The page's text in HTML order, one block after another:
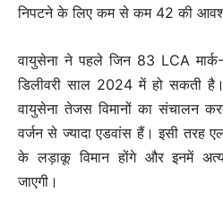
निपटने के लिए कम से कम 42 की
वायुसेना ने पहले जिन 83 LCA
डिलीवरी साल 2024 में हो सकती
वायुसेना तेजस विमानों का संचालन
वर्जन से ज्यादा एडवांस हैं। इसी तरह
के लड़ाकू विमान होंगे और इनमें
जाएगी।